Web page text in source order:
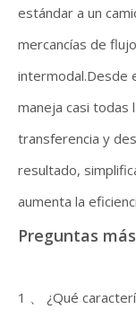
estándar a un
mercancías de
intermodal.Desde
maneja casi todas
transferencia y
resultado,
aumenta la
Preguntas
1 、 ¿Qué